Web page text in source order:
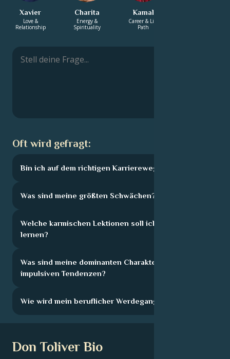
Xavier
Love &
Relationship
Charita
Energy &
Spirituality
Kamal
Career & Life
Path
Oft wird gefragt:
Bin ich auf dem richtigen Karriereweg?
Was sind meine größten Schwächen?
Welche karmischen Lektionen soll ich hier
lernen?
Was sind meine dominanten Charakterzüge und
impulsiven Tendenzen?
Wie wird mein beruflicher Werdegang aussehen?
Don Toliver Bio